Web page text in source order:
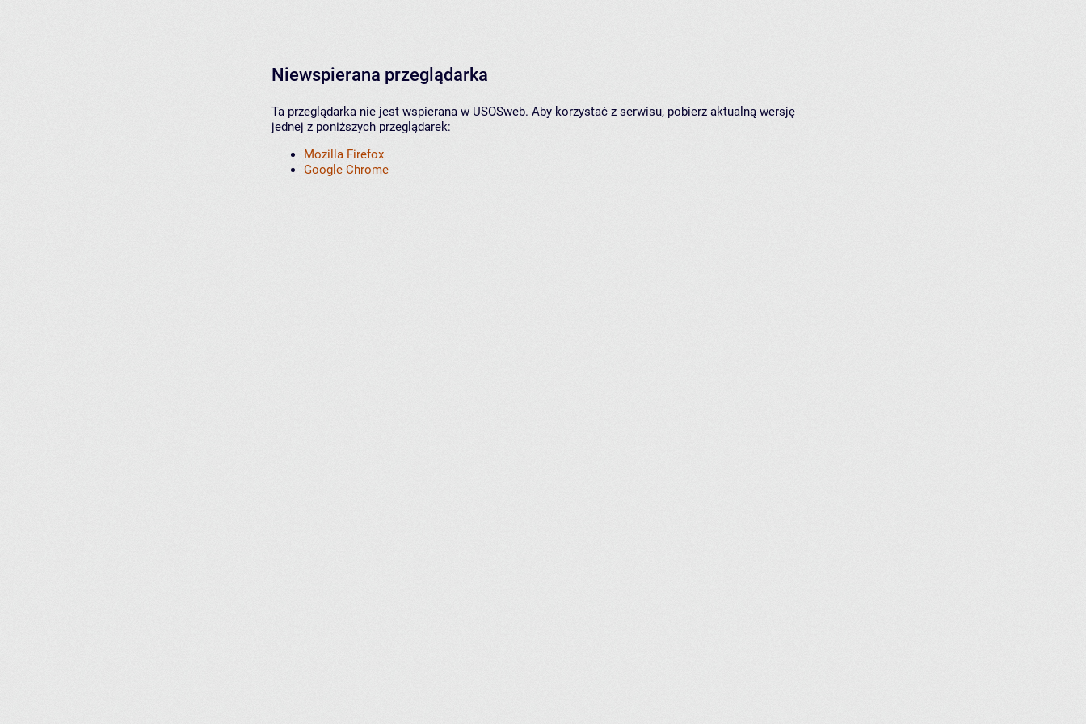
Niewspierana przeglądarka
Ta przeglądarka nie jest wspierana w USOSweb. Aby korzystać z serwisu, pobierz aktualną wersję
jednej z poniższych przeglądarek:
Mozilla Firefox
Google Chrome